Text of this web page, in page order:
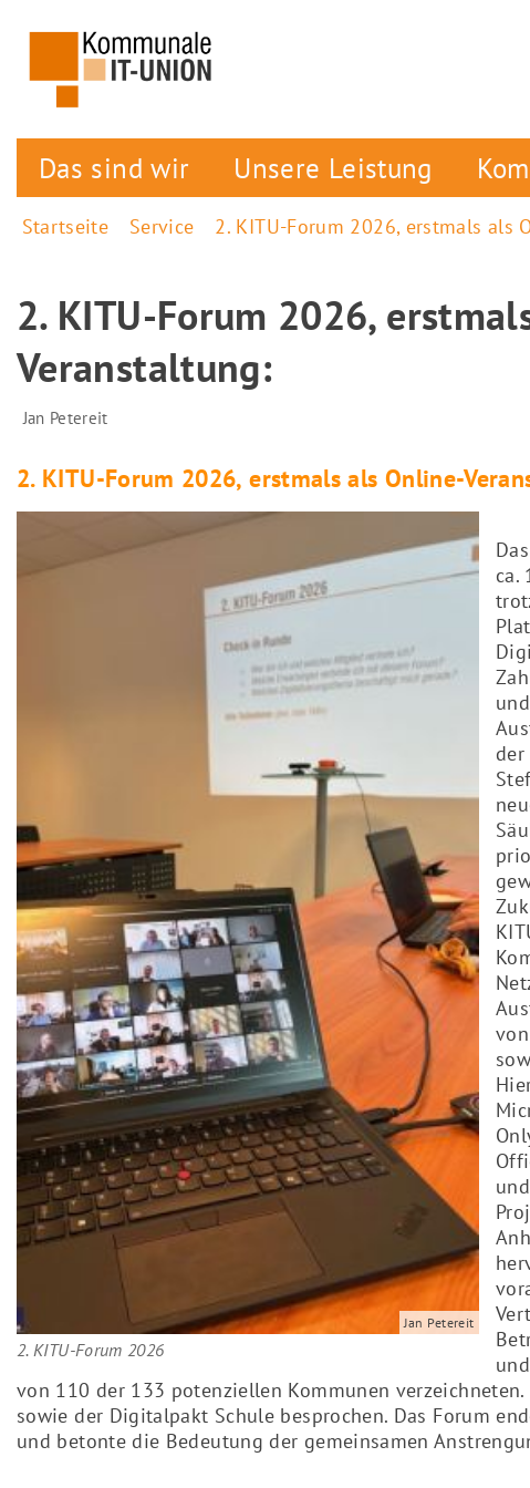
Das sind wir Unsere Leistung
Startseite Service 2. KITU-Forum 2026, erstmals als
2. KITU-Forum 2026,
Veranstaltung:
Jan Petereit
2. KITU-Forum 2026, erstmals als Online-
Jan Petereit
2. KITU-Forum 2026
ca.
von 110 der 133 potenziellen Kommunen
sowie der Digitalpakt Schule besprochen. Das Forum
und betonte die Bedeutung der gemeinsamen